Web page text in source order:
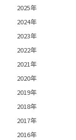
2025年
2024年
2023年
2022年
2021年
2020年
2019年
2018年
2017年
2016年